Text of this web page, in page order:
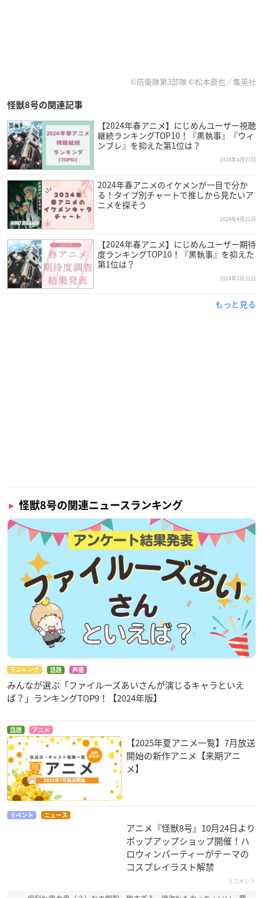
©防衛隊第3部隊 ©松本直也／集英社
怪獣8号の関連記事
【2024年春アニメ】にじめんユーザー視聴
継続ランキングTOP10！『黒執事』『ウィ
ンブレ』を抑えた第1位は？
2024年4月27日
2024年春アニメのイケメンが一目で分か
る！タイプ別チャートで推しから見たいア
ニメを探そう
2024年4月21日
【2024年春アニメ】にじめんユーザー期待
度ランキングTOP10！『黒執事』を抑えた
第1位は？
2024年3月31日
もっと見る
怪獣8号の関連ニュースランキング
ランキング 話題 声優
みんなが選ぶ「ファイルーズあいさんが演じるキャラといえ
ば？」ランキングTOP9！【2024年版】
話題 アニメ
【2025年夏アニメ一覧】7月放送
開始の新作アニメ【来期アニ
メ】
イベント ニュース
アニメ『怪獣8号』10月24日より
ポップアップショップ開催！ハ
ロウィンパーティーがテーマの
コスプレイラスト解禁
5コメント